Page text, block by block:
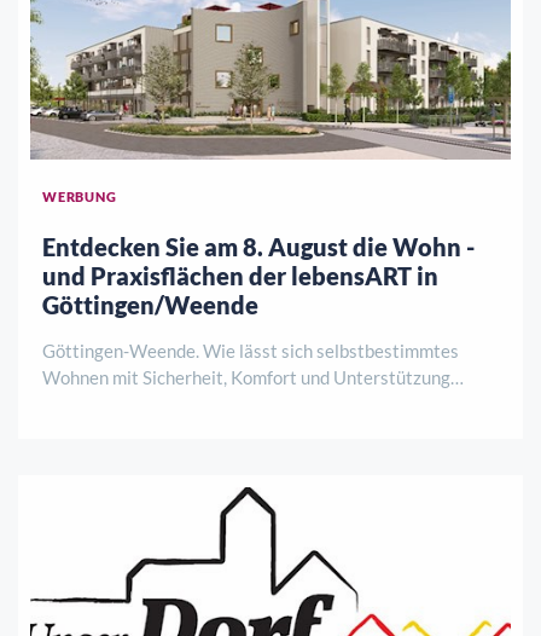
WERBUNG
Entdecken Sie am 8. August die Wohn -
und Praxisflächen der lebensART in
Göttingen/Weende
Göttingen-Weende. Wie lässt sich selbstbestimmtes
Wohnen mit Sicherheit, Komfort und Unterstützung